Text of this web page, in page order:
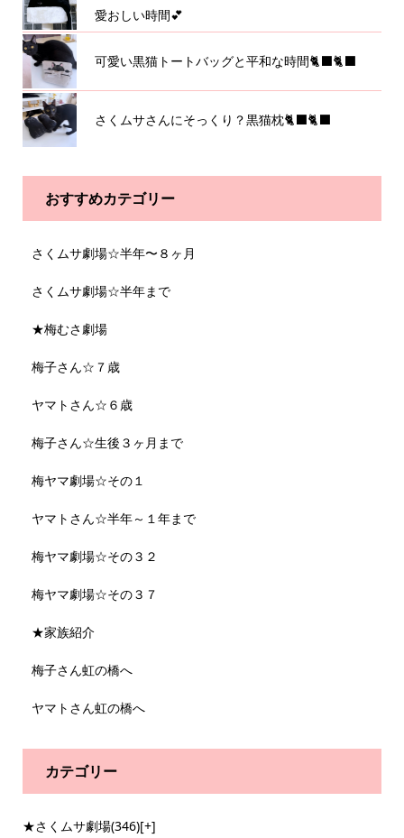
愛おしい時間💕
可愛い黒猫トートバッグと平和な時間🐈‍⬛🐈‍⬛
さくムサさんにそっくり？黒猫枕🐈‍⬛🐈‍⬛
おすすめカテゴリー
さくムサ劇場☆半年〜８ヶ月
さくムサ劇場☆半年まで
★梅むさ劇場
梅子さん☆７歳
ヤマトさん☆６歳
梅子さん☆生後３ヶ月まで
梅ヤマ劇場☆その１
ヤマトさん☆半年～１年まで
梅ヤマ劇場☆その３２
梅ヤマ劇場☆その３７
★家族紹介
梅子さん虹の橋へ
ヤマトさん虹の橋へ
カテゴリー
★さくムサ劇場(346)[+]